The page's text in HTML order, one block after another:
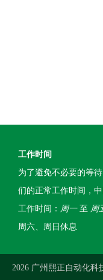
工作时间
为了避免不必要的等
们的正常工作时间，
工作时间： 周一至 周
周六、周日休息
2026 广州熙正自动化科